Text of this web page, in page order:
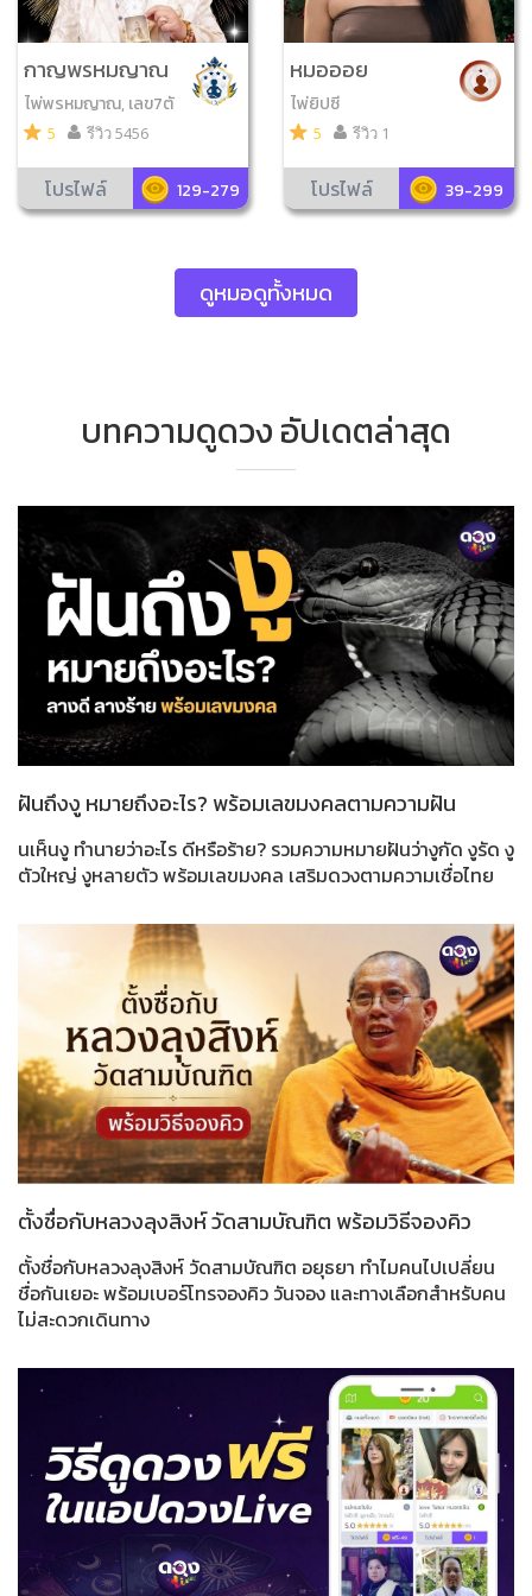
กาญพรหมญาณ
ไพ่พรหมญาณ, เลข7ตั
ว4ฐาน
5 รีวิว 5456
โปรไฟล์ 129-279
หมอออย
ไพ่ยิปซี
5 รีวิว 1
โปรไฟล์ 39-299
ดูหมอดูทั้งหมด
บทความดูดวง อัปเดตล่าสุด
ฝันถึงงู หมายถึงอะไร? พร้อมเลขมงคลตามความฝัน
นเห็นงู ทำนายว่าอะไร ดีหรือร้าย? รวมความหมายฝันว่างูกัด งูรัด งู
ตัวใหญ่ งูหลายตัว พร้อมเลขมงคล เสริมดวงตามความเชื่อไทย
ตั้งชื่อกับหลวงลุงสิงห์ วัดสามบัณฑิต พร้อมวิธีจองคิว
ตั้งชื่อกับหลวงลุงสิงห์ วัดสามบัณฑิต อยุธยา ทำไมคนไปเปลี่ยน
ชื่อกันเยอะ พร้อมเบอร์โทรจองคิว วันจอง และทางเลือกสำหรับคน
ไม่สะดวกเดินทาง